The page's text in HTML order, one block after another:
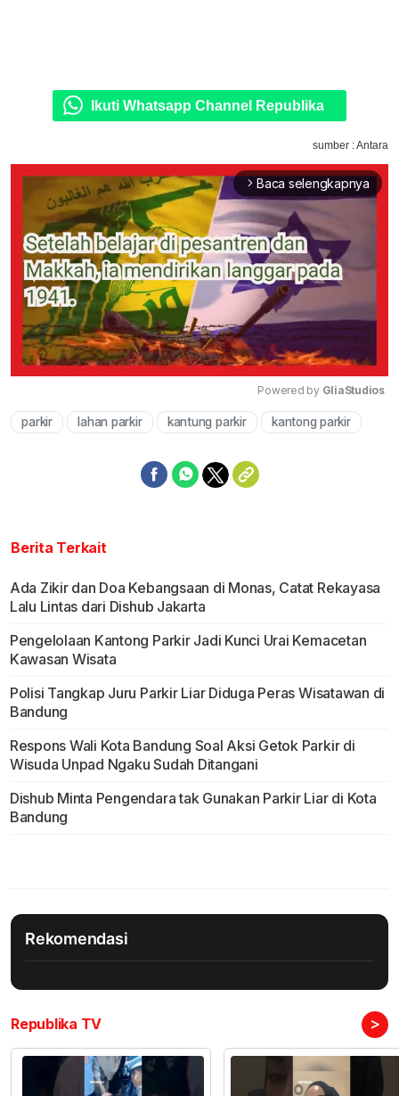
Ikuti Whatsapp Channel Republika
sumber : Antara
arrow_forward_ios Baca selengkapnya
Mute
Powered by GliaStudios
parkir lahan parkir kantung parkir kantong parkir
Berita Terkait
Ada Zikir dan Doa Kebangsaan di Monas, Catat Rekayasa
Lalu Lintas dari Dishub Jakarta
Pengelolaan Kantong Parkir Jadi Kunci Urai Kemacetan
Kawasan Wisata
Polisi Tangkap Juru Parkir Liar Diduga Peras Wisatawan di
Bandung
Respons Wali Kota Bandung Soal Aksi Getok Parkir di
Wisuda Unpad Ngaku Sudah Ditangani
Dishub Minta Pengendara tak Gunakan Parkir Liar di Kota
Bandung
Rekomendasi
Republika TV >